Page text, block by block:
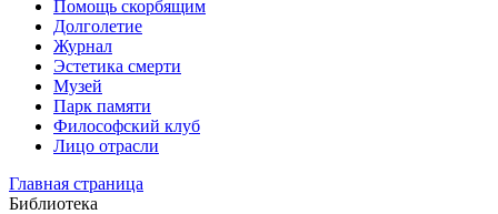
Помощь скорбящим
Долголетие
Журнал
Эстетика смерти
Музей
Парк памяти
Философский клуб
Лицо отрасли
Главная страница
Библиотека